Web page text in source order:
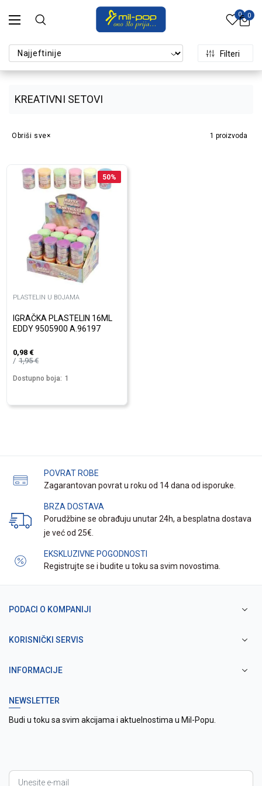
0 0
KREATIVNI SETOVI
Filteri
1 proizvoda
Obriši sve
50%
PLASTELIN U BOJAMA
IGRAČKA PLASTELIN 16ML
EDDY 9505900 A.96197
0,98 €
1,95€
Dostupno boja: 1
POVRAT ROBE
Zagarantovan povrat u roku od 14 dana od isporuke.
BRZA DOSTAVA
Porudžbine se obrađuju unutar 24h, a besplatna dostava
je već od 25€.
EKSKLUZIVNE POGODNOSTI
Registrujte se i budite u toku sa svim novostima.
PODACI O KOMPANIJI
KORISNIČKI SERVIS
INFORMACIJE
NEWSLETTER
Budi u toku sa svim akcijama i aktuelnostima u Mil-Popu.